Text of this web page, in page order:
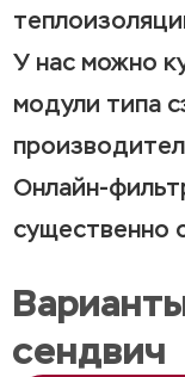
У нас можно
модули типа
Онлайн-
существенно
сендвич